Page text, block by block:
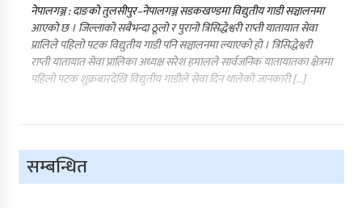
नेपालगञ्ज : दाङको तुलसीपुर–नेपालगञ्ज सडकखण्डमा विद्युतीय गाडी सञ्चालनमा
आएको छ । जिल्लाको सबैभन्दा ठूलो र पुरानो त्रिसिद्धेश्वरी राप्ती यातायात सेवा
प्रालिले पहिलो पटक विद्युतीय गाडी पनि सञ्चालनमा ल्याएको हो । त्रिसिद्धेश्वरी
राप्ती यातायात सेवा प्रालिका अध्यक्ष सरेश हमालले सार्वजनिक यातायातका क्षेत्रमा
पहिलो पटक शुक्रबारदेखि विद्युतीय गाडीले सेवा दिन थालेको जानकारी […]
सम्बन्धित